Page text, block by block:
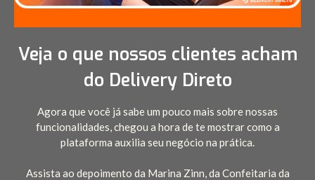
Veja o que nossos clientes acham
do Delivery Direto
Agora que você já sabe um pouco mais sobre nossas
funcionalidades, chegou a hora de te mostrar como a
plataforma auxilia seu negócio na prática.
Assista ao depoimento da Marina Zinn, da Confeitaria da